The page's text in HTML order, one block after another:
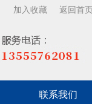
加入收藏 返回首页
联系我们